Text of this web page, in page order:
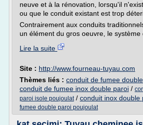
neuve et à la rénovation, lorsqu'il
ou que le conduit existant est trop
Contrairement aux conduits
un élément du gros oeuvre, le système
Lire la suite
Site : http://www.fourneau-tuyau.com
Thèmes liés : conduit de fumee
conduit de fumee inox double paroi /
paroi isole poujoulat/ conduit inox double
fumee double paroi poujoulat